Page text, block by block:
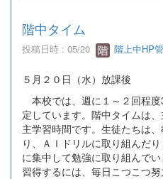
階中タイム
投稿日時 : 05/20 階上中HP
５月２０日（水）放課後
本校では、週に１～２回程
定しています。階中タイムは
主学習時間です。生徒たちは
り、ＡＩドリルに取り組んだ
に集中して勉強に取り組んで
習得するには、毎日こつこつ努